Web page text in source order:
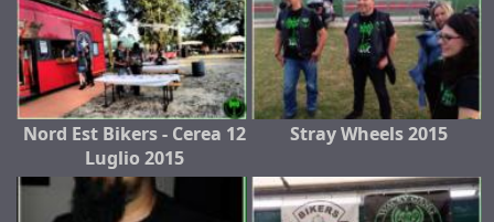
Nord Est Bikers - Cerea 12
Luglio 2015
Stray Wheels 2015